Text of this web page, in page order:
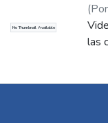
No Thumbnail Available
(
las